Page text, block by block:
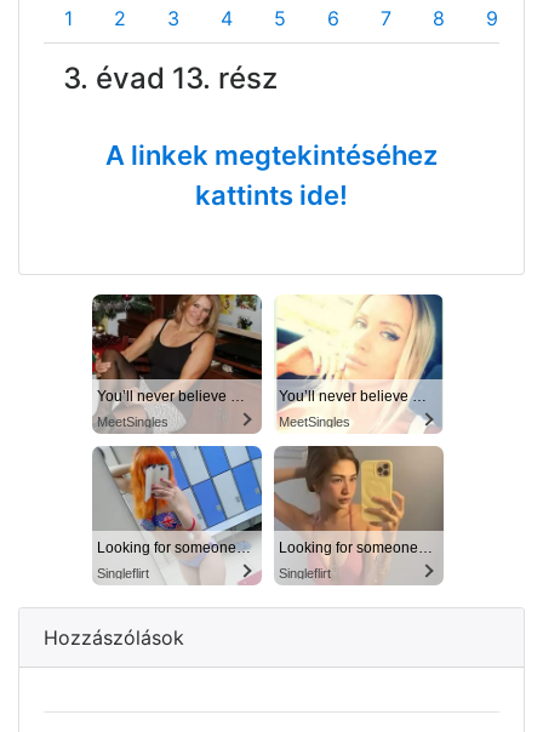
1
2 3 4 5 6 7 8 9
3. évad 13. rész
A linkek megtekintéséhez
kattints ide!
You’ll never believe why I moved to… Columbus
MeetSingles
You’ll never believe why I moved to… Columbus
MeetSingles
Looking for someone in Columbus today
Singleflirt
Looking for someone in Columbus today
Singleflirt
Hozzászólások